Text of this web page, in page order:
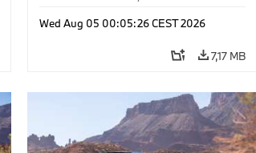
Wed Aug 05 00:05:26 CEST 2026
7,17 MB